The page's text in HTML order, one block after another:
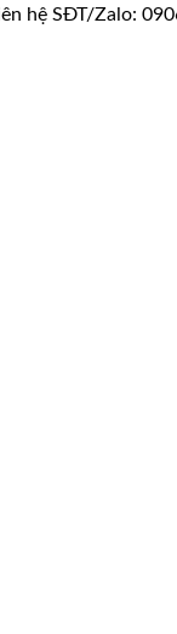
hệ SĐT/Zalo: